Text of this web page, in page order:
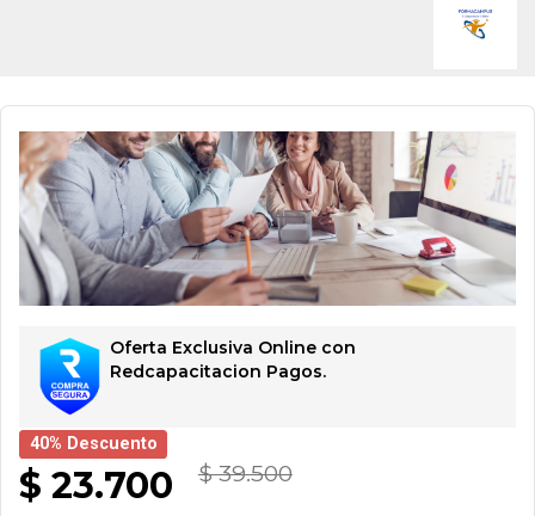
Oferta Exclusiva Online con
Redcapacitacion Pagos.
40% Descuento
$ 23.700 $ 39.500